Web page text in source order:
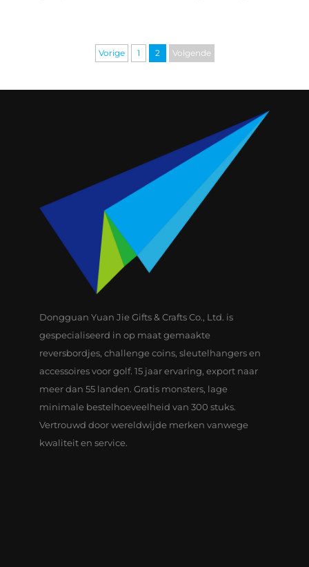
blikspeld, knopen
gemaakte logo
Vorige 1 2 Volgende
Dongguan Yuan Jie Gifts & Crafts Co., Ltd. is
gespecialiseerd in op maat gemaakte
reversbordjes, challenge coins, sleutelhangers en
accessoires voor golf. 15 jaar ervaring, export naar
meer dan 55 landen. Gratis monsters, lage
minimale bestelhoeveelheid van 300 stuks.
Vertrouwd door wereldwijde merken vanwege
kwaliteit en service.